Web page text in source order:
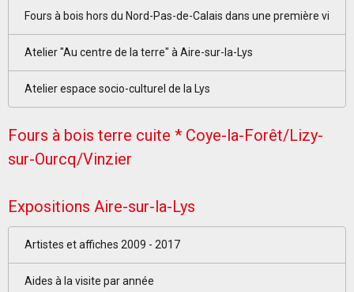
Fours à bois hors du Nord-Pas-de-Calais dans une première vi
Atelier "Au centre de la terre" à Aire-sur-la-Lys
Atelier espace socio-culturel de la Lys
Fours à bois terre cuite * Coye-la-Forêt/Lizy-
sur-Ourcq/Vinzier
Expositions Aire-sur-la-Lys
Artistes et affiches 2009 - 2017
Aides à la visite par année